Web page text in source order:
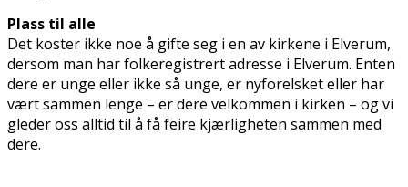
Plass til alle
Det koster ikke noe å gifte seg i en av kirkene i Elverum,
dersom man har folkeregistrert adresse i Elverum. Enten
dere er unge eller ikke så unge, er nyforelsket eller har
vært sammen lenge – er dere velkommen i kirken – og vi
gleder oss alltid til å få feire kjærligheten sammen med
dere.